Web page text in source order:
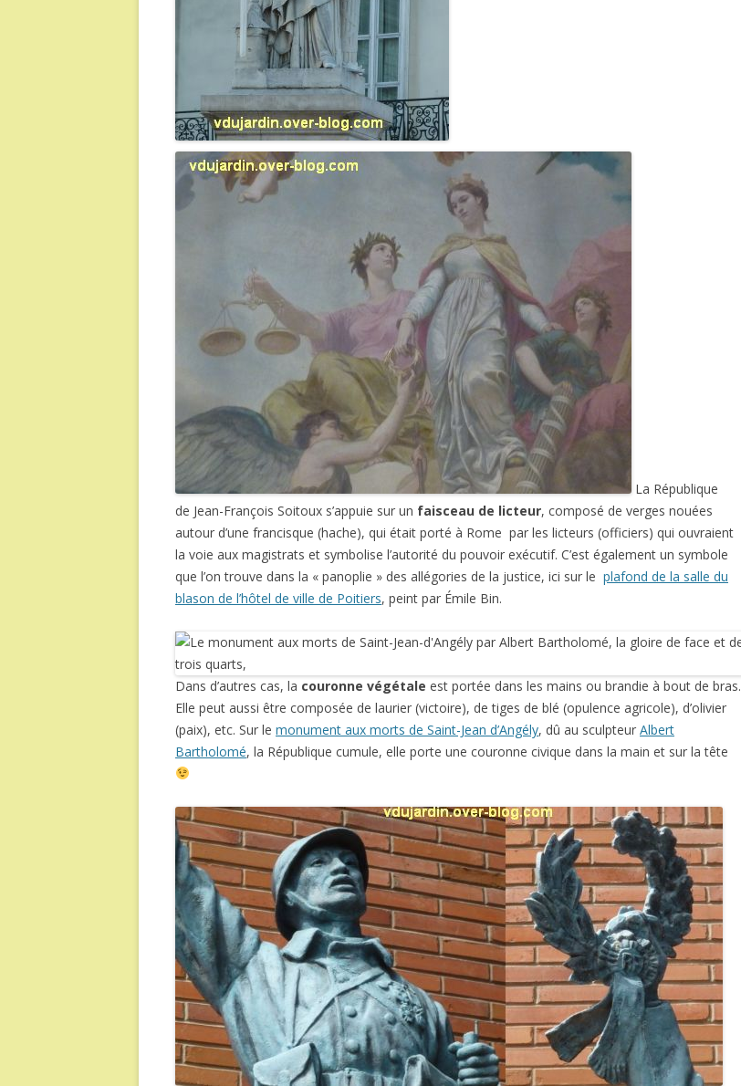
La République
de Jean-François Soitoux s’appuie sur un faisceau de licteur, composé de verges nouées
autour d’une francisque (hache), qui était porté à Rome par les licteurs (officiers) qui ouvraient
la voie aux magistrats et symbolise l’autorité du pouvoir exécutif. C’est également un symbole
que l’on trouve dans la « panoplie » des allégories de la justice, ici sur le plafond de la salle du
blason de l’hôtel de ville de Poitiers, peint par Émile Bin.
Dans d’autres cas, la couronne végétale est portée dans les mains ou brandie à bout de bras.
Elle peut aussi être composée de laurier (victoire), de tiges de blé (opulence agricole), d’olivier
(paix), etc. Sur le monument aux morts de Saint-Jean d’Angély, dû au sculpteur Albert
Bartholomé, la République cumule, elle porte une couronne civique dans la main et sur la tête